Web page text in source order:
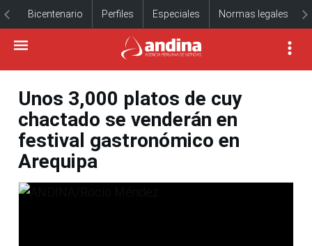
Bicentenario Perfiles Especiales Normas legales
Unos 3,000 platos de cuy
chactado se venderán en
festival gastronómico en
Arequipa